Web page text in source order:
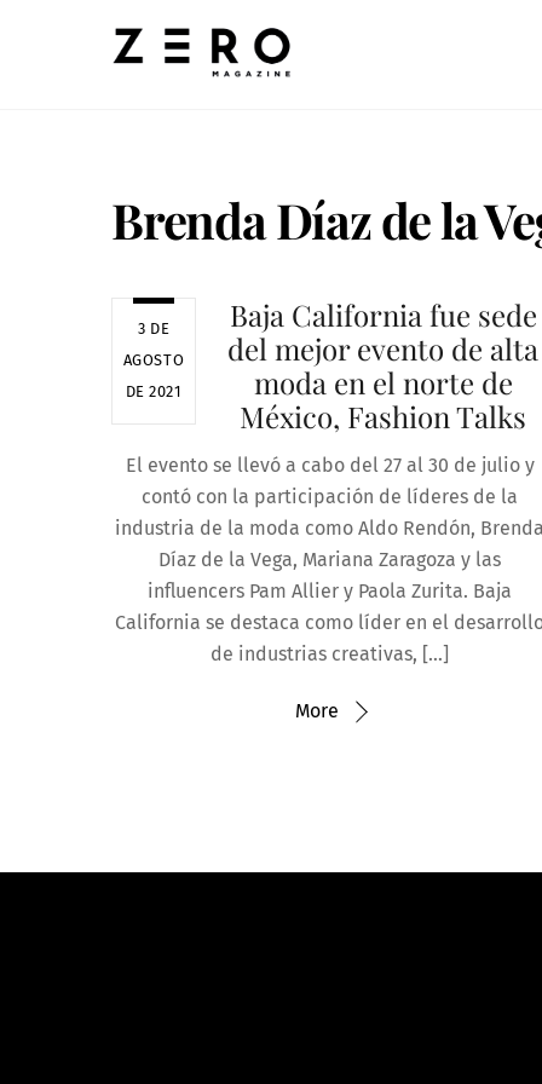
Brenda Díaz de la
3 DE
AGOSTO
DE 2021
Baja California fue sede
del mejor evento de alta
moda en el norte de
México, Fashion Talks
El evento se llevó a cabo del 27 al 30 de julio y
contó con la participación de líderes de la
industria de la moda como Aldo Rendón,
Díaz de la Vega, Mariana Zaragoza y las
influencers Pam Allier y Paola Zurita. Baja
California se destaca como líder en el
de industrias creativas, […]
More